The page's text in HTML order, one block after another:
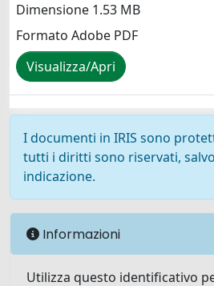
Dimensione 1.53 MB
Formato Adobe PDF
Visualizza/Apri
I documenti in IRIS sono
tutti i diritti sono riservati,
indicazione.
Informazioni
Utilizza questo identificativo